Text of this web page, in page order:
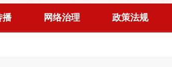
播 网络治理 政策法规